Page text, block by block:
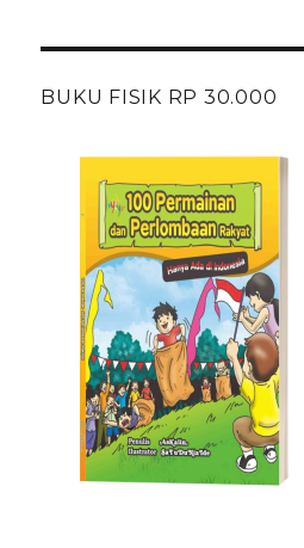
BUKU FISIK RP 30.000